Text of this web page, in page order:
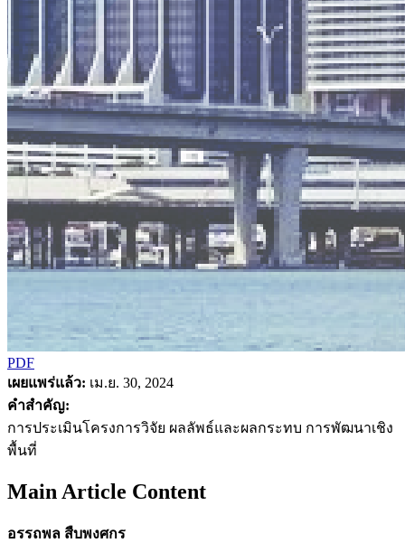
PDF
เผยแพร่แล้ว: เม.ย. 30, 2024
คำสำคัญ:
การประเมินโครงการวิจัย ผลลัพธ์และผลกระทบ การพัฒนาเชิง
พื้นที่
Main Article Content
อรรถพล สืบพงศกร